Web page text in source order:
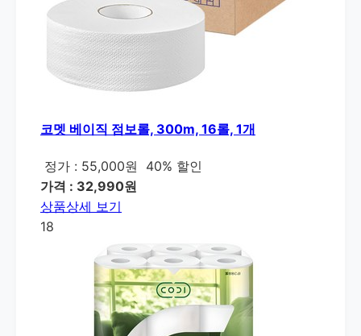
코멧 베이직 점보롤, 300m, 16롤, 1개
정가 : 55,000원
40% 할인
가격 : 32,990원
상품상세 보기
18